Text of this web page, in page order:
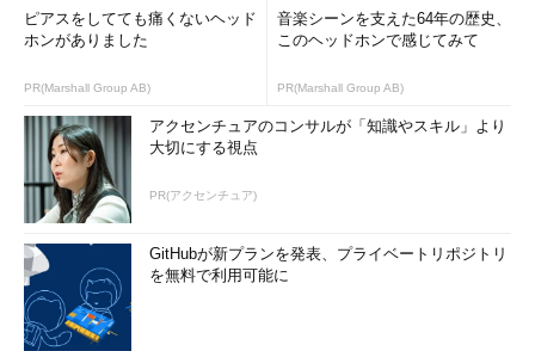
vSphereのライセンスを保有する顧客には、1000万円程度で提供
できるという。
ピアスをしてても痛くないヘッド
ホンがありました
PR(Marshall Group AB)
音楽シーンを支えた64年の歴史、
このヘッドホンで感じてみて
PR(Marshall Group AB)
アクセンチュアのコンサルが「知識やスキル」より
大切にする視点
PR(アクセンチュア)
GitHubが新プランを発表、プライベートリポジトリ
を無料で利用可能に